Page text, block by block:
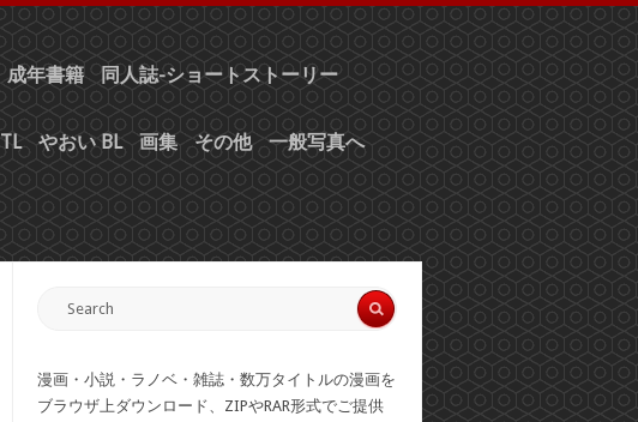
成年書籍 同人誌-ショートストーリー
TL やおい BL 画集 その他 一般写真へ
漫画・小説・ラノベ・雑誌・数万タイトルの漫画を
ブラウザ上ダウンロード、ZIPやRAR形式でご提供